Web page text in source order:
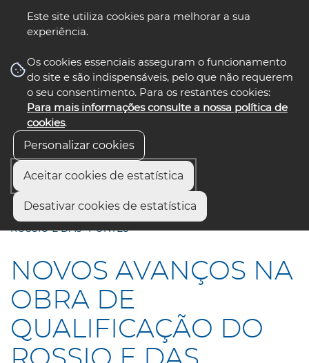
Este site utiliza cookies para melhorar a sua
experiência.
Os cookies essenciais asseguram o funcionamento
do site e são indispensáveis, pelo que não requerem
o seu consentimento. Para os restantes cookies:
Para mais informações consulte a nossa política de
cookies.
Personalizar cookies
Aceitar cookies de estatística
Desativar cookies de estatística
nos select language
Início
NOVOS AVANÇOS NA OBRA DE QUALIFICAÇÃO DO
ROSSIO E DAS “PONTES”
NOVOS AVANÇOS NA
OBRA DE
QUALIFICAÇÃO DO